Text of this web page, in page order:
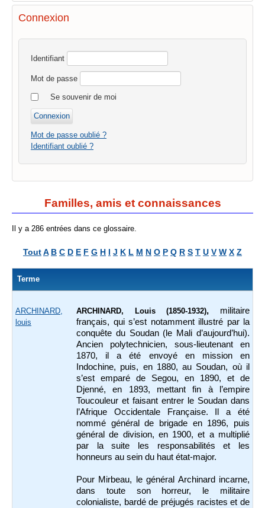
Connexion
Identifiant
Mot de passe
Se souvenir de moi
Mot de passe oublié ?
Identifiant oublié ?
Familles, amis et connaissances
Il y a 286 entrées dans ce glossaire.
ToutA B C D E F G H I J K L M N O P Q R S T U V W X Z
Terme
ARCHINARD,
louis
ARCHINARD, Louis (1850-1932), militaire
français, qui s’est notamment illustré par la
conquête du Soudan (le Mali d’aujourd’hui).
Ancien polytechnicien, sous-lieutenant en
1870, il a été envoyé en mission en
Indochine, puis, en 1880, au Soudan, où il
s’est emparé de Segou, en 1890, et de
Djenné, en 1893, mettant fin à l’empire
Toucouleur et faisant entrer le Soudan dans
l’Afrique Occidentale Française. Il a été
nommé général de brigade en 1896, puis
général de division, en 1900, et a multiplié
par la suite les responsabilités et les
honneurs au sein du haut état-major.
Pour Mirbeau, le général Archinard incarne,
dans toute son horreur, le militaire
colonialiste, bardé de préjugés racistes et de